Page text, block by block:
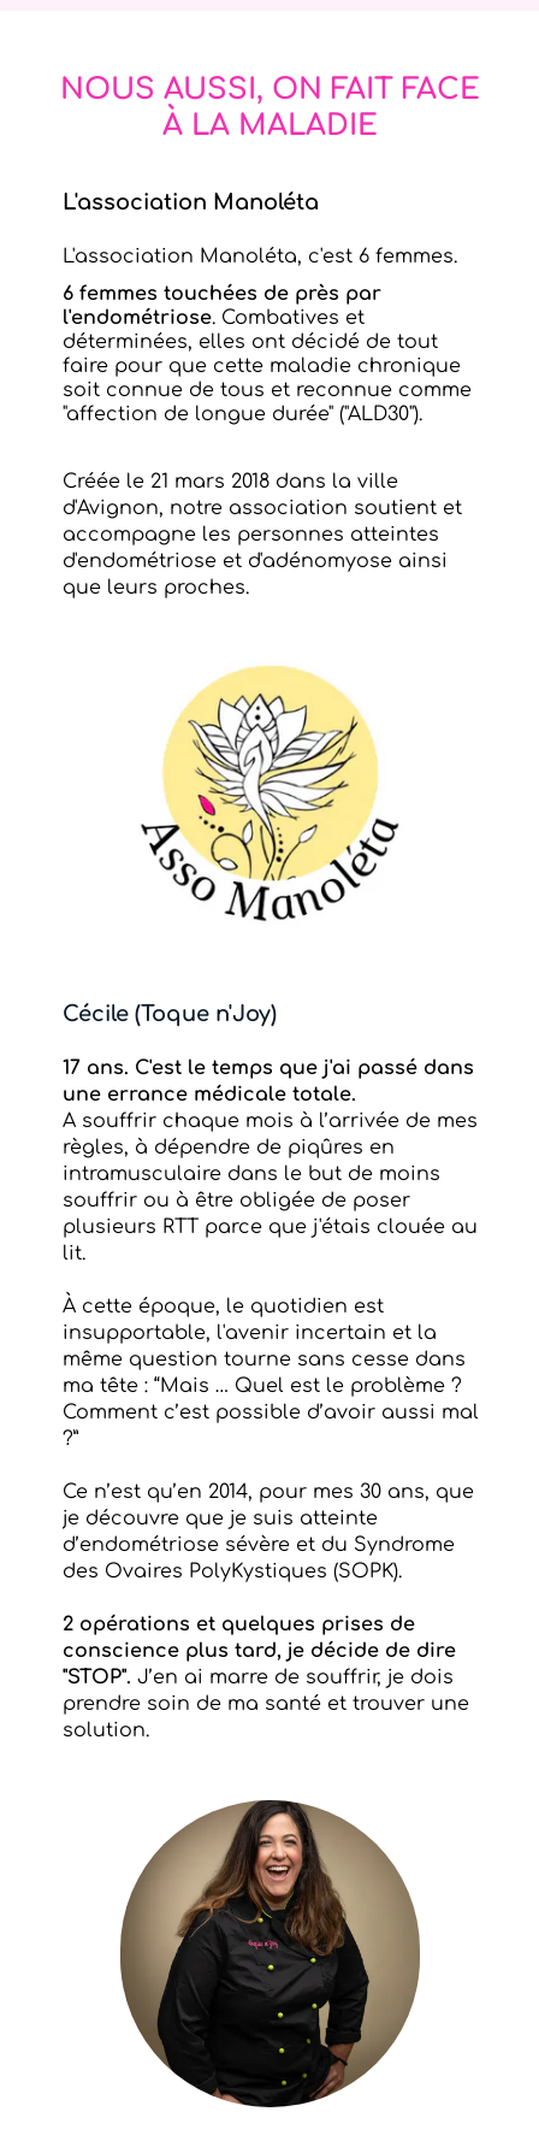
NOUS AUSSI, ON FAIT FACE
À LA MALADIE
L'association Manoléta
L'association Manoléta, c'est 6 femmes.
6 femmes touchées de près par
l'endométriose. Combatives et
déterminées, elles ont décidé de tout
faire pour que cette maladie chronique
soit connue de tous et reconnue comme
"affection de longue durée" ("ALD30").
Créée le 21 mars 2018 dans la ville
d'Avignon, notre association soutient et
accompagne les personnes atteintes
d'endométriose et d'adénomyose ainsi
que leurs proches.
Cécile (Toque n'Joy)
17 ans. C'est le temps que j'ai passé dans
une errance médicale totale.
A souffrir chaque mois à l’arrivée de mes
règles, à dépendre de piqûres en
intramusculaire dans le but de moins
souffrir ou à être obligée de poser
plusieurs RTT parce que j'étais clouée au
lit.
À cette époque, le quotidien est
insupportable, l'avenir incertain et la
même question tourne sans cesse dans
ma tête : “Mais … Quel est le problème ?
Comment c’est possible d’avoir aussi mal
?”
Ce n’est qu’en 2014, pour mes 30 ans, que
je découvre que je suis atteinte
d’endométriose sévère et du Syndrome
des Ovaires PolyKystiques (SOPK).
2 opérations et quelques prises de
conscience plus tard, je décide de dire
"STOP". J’en ai marre de souffrir, je dois
prendre soin de ma santé et trouver une
solution.